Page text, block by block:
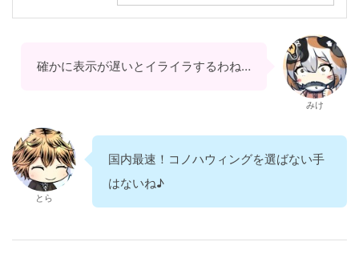
確かに表示が遅いとイライラするわね…
みけ
とら
国内最速！コノハウィングを選ばない手
はないね♪